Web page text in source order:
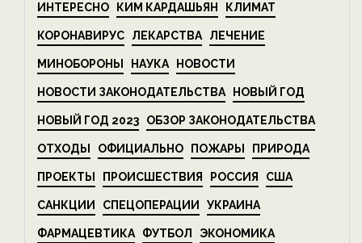
ИНТЕРЕСНО КИМ КАРДАШЬЯН КЛИМАТ
КОРОНАВИРУС ЛЕКАРСТВА ЛЕЧЕНИЕ
МИНОБОРОНЫ НАУКА НОВОСТИ
НОВОСТИ ЗАКОНОДАТЕЛЬСТВА НОВЫЙ ГОД
НОВЫЙ ГОД 2023 ОБЗОР ЗАКОНОДАТЕЛЬСТВА
ОТХОДЫ ОФИЦИАЛЬНО ПОЖАРЫ ПРИРОДА
ПРОЕКТЫ ПРОИСШЕСТВИЯ РОССИЯ США
САНКЦИИ СПЕЦОПЕРАЦИИ УКРАИНА
ФАРМАЦЕВТИКА ФУТБОЛ ЭКОНОМИКА